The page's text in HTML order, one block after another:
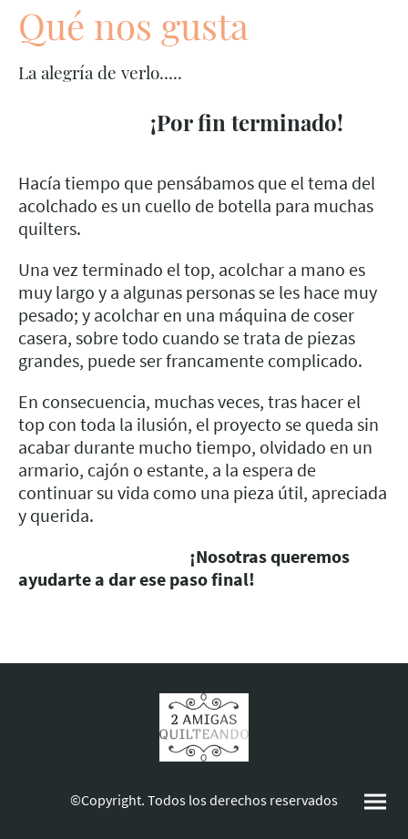
Qué nos gusta
La alegría de verlo.....
¡Por fin terminado!
Hacía tiempo que pensábamos que el tema del
acolchado es un cuello de botella para muchas
quilters.
Una vez terminado el top, acolchar a mano es
muy largo y a algunas personas se les hace muy
pesado; y acolchar en una máquina de coser
casera, sobre todo cuando se trata de piezas
grandes, puede ser francamente complicado.
En consecuencia, muchas veces, tras hacer el
top con toda la ilusión, el proyecto se queda sin
acabar durante mucho tiempo, olvidado en un
armario, cajón o estante, a la espera de
continuar su vida como una pieza útil, apreciada
y querida.
¡Nosotras queremos
ayudarte a dar ese paso final!
©Copyright. Todos los derechos reservados